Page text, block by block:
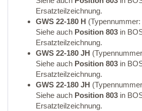
Ersatzteilzeichnung.
GWS 22-180 H
Siehe auch Position 803 in
Ersatzteilzeichnung.
GWS 22-180 JH
Siehe auch Position 803 in
Ersatzteilzeichnung.
GWS 22-180 JH
Siehe auch Position 803 in
Ersatzteilzeichnung.